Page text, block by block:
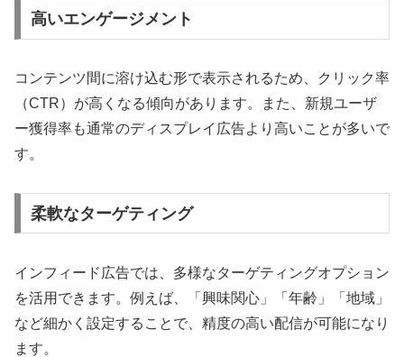
高いエンゲージメント
コンテンツ間に溶け込む形で表示されるため、クリック率
（CTR）が高くなる傾向があります。また、新規ユーザ
ー獲得率も通常のディスプレイ広告より高いことが多いで
す。
柔軟なターゲティング
インフィード広告では、多様なターゲティングオプション
を活用できます。例えば、「興味関心」「年齢」「地域」
など細かく設定することで、精度の高い配信が可能になり
ます。